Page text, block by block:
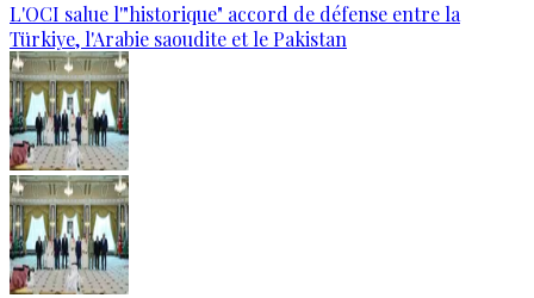
L'OCI salue l'"historique" accord de défense entre la
Türkiye, l'Arabie saoudite et le Pakistan